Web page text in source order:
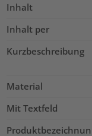
Inhalt
Inhalt per
Kurzbeschreibung
Material
Mit Textfeld
Produktbezeichnun